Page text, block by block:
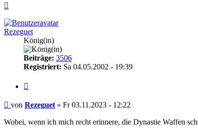
Rezeguet
König(in)
Beiträge: 3506
Registriert: Sa 04.05.2002 - 19:39
Beitrag
von Rezeguet » Fr 03.11.2023 - 12:22
Wobei, wenn ich mich recht erinnere, die Dynastie Waffen